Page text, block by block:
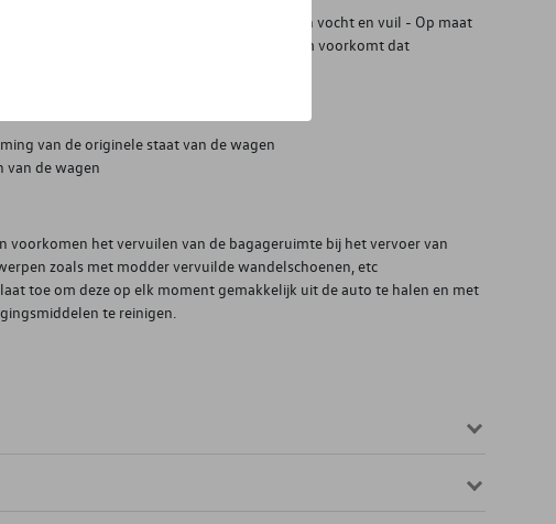
bovenste positie - Beschermt tegen vocht en vuil - Op maat
- Omlopende opstaande rand van ca. 4 cm voorkomt dat
van de originele staat van de wagen
van de wagen
voorkomen het vervuilen van de bagageruimte bij het vervoer van
zoals met modder vervuilde wandelschoenen, etc
toe om deze op elk moment gemakkelijk uit de auto te halen en met
te reinigen.